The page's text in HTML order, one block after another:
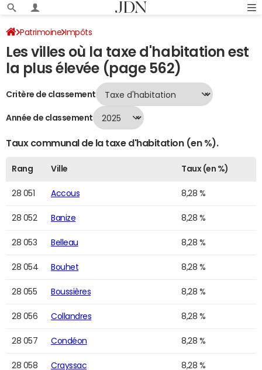
Patrimoine Impôts
Villes où la taxe d'habitation est la plus élevée Page 562
Les villes où la taxe d'habitation est
la plus élevée (page 562)
Critère de classement
Année de classement
Taux communal de la taxe d'habitation (en %).
Rang Ville Taux (en %)
28 051 Accous 8,28 %
28 052 Banize 8,28 %
28 053 Belleau 8,28 %
28 054 Bouhet 8,28 %
28 055 Boussières 8,28 %
28 056 Collandres 8,28 %
28 057 Condéon 8,28 %
28 058 Crayssac 8,28 %